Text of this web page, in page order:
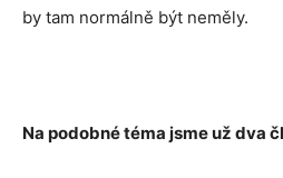
by tam normálně být neměly.
Na podobné téma jsme už dva